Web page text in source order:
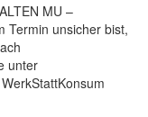
MU –
Termin unsicher bist,
unter